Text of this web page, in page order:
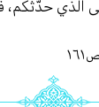
حدّثكم،